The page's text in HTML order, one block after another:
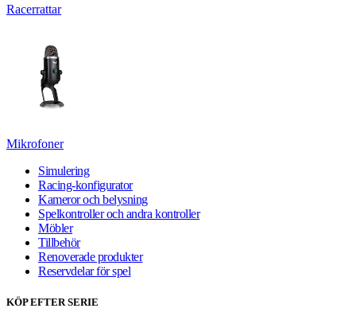
Racerrattar
Mikrofoner
Simulering
Racing-konfigurator
Kameror och belysning
Spelkontroller och andra kontroller
Möbler
Tillbehör
Renoverade produkter
Reservdelar för spel
KÖP EFTER SERIE